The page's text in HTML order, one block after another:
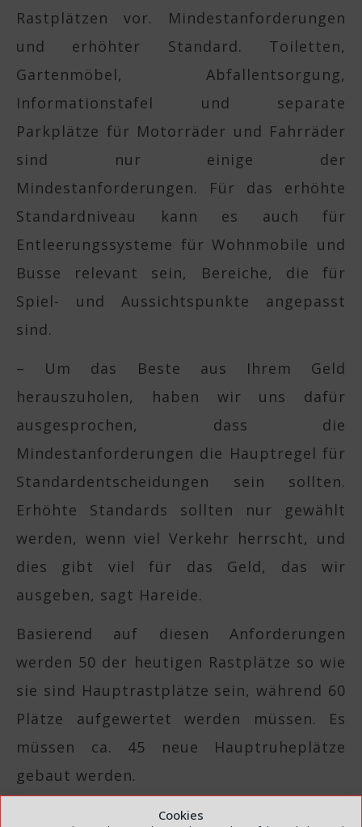
Cookies
Rastplätzen vor. Mindestanforderungen
und erhöhter Standard. Toiletten,
Gartenmöbel, Abfallentsorgung,
Informationstafel und separate
Parkplätze für Motorräder und Fahrräder
sind nur einige der
Mindestanforderungen. Für das erhöhte
Standardniveau kann es auch für
Entleerungssysteme für Wohnmobile und
Busse relevant sein, Bereiche, die für
Spiel- und Aussichtspunkte angepasst
sind.
– Um das Beste aus Ihrem Geld
herauszuholen, haben wir uns dafür
ausgesprochen, dass die
Mindestanforderungen die Hauptregel für
Standardentscheidungen sein sollten.
Erhöhte Standards sollten nur gewählt
werden, wenn viel Verkehr herrscht, und
dies gibt viel für das Geld, das wir
ausgeben, sagt Hareide.
Basierend auf diesen Anforderungen
werden 50 der heutigen Rastplätze so wie
sie sind Hauptrastplätze sein, während 60
Plätze aufgewertet werden müssen. Es
müssen ca. 45 neue Hauptruheplätze
gebaut werden.
– Die Entwicklung erfolgt im Rahmen des